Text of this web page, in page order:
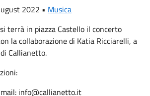
2022 • Musica
terrà in piazza Castello il concerto
la collaborazione di Katia Ricciarelli, a
Callianetto.
info@callianetto.it